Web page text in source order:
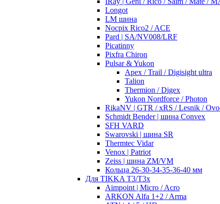
Longot
LM шина
Nocpix Rico2 / ACE
Pard | SA/NV008/LRF
Picatinny
Pixfra Chiron
Pulsar & Yukon
Apex / Trail / Digisight ultra
Talion
Thermion / Digex
Yukon Nordforce / Photon
RikaNV | GTR / xRS / Lesnik /
Schmidt Bender | шина Convex
SFH VARD
Swarovski | шина SR
Thermtec Vidar
Venox | Patriot
Zeiss | шина ZM/VM
Кольца 26-30-34-35-36-40 мм
Для TIKKA T3/T3x
Aimpoint | Micro / Acro
ARKON Alfa 1+2 / Arma